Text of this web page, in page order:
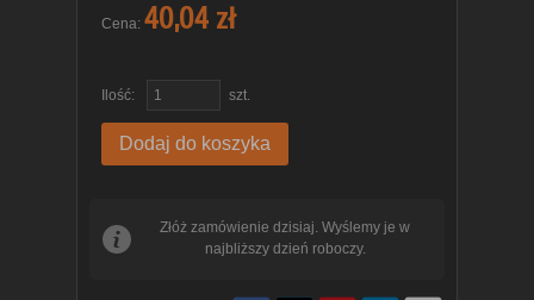
Cena: 40,04 zł
Ilość: szt.
Dodaj do koszyka
Złóż zamówienie dzisiaj. Wyślemy je w
najbliższy dzień roboczy.